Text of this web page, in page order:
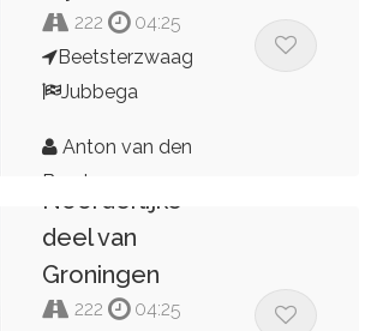
222
04:25
Beetsterzwaag
Jubbega
Anton van den
Broek
Noorderlijke
deel van
Groningen
222
04:25